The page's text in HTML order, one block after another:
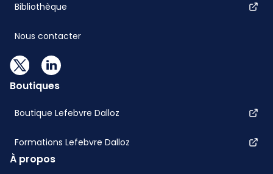
Bibliothèque
Nous contacter
Boutiques
Boutique Lefebvre Dalloz
Formations Lefebvre Dalloz
À propos